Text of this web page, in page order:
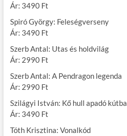
Ár: 3490 Ft
Spiró György: Feleségverseny
Ár: 3490 Ft
Szerb Antal: Utas és holdvilág
Ár: 2990 Ft
Szerb Antal: A Pendragon legenda
Ár: 2990 Ft
Szilágyi István: Kő hull apadó kútba
Ár: 3490 Ft
Tóth Krisztina: Vonalkód